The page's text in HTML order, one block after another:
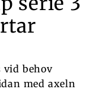
vid behov
med axeln